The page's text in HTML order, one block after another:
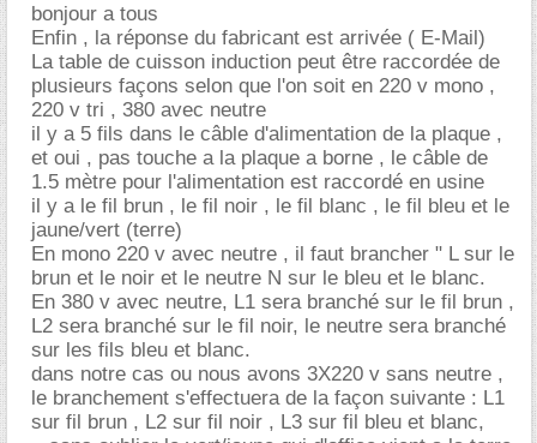
bonjour a tous
Enfin , la réponse du fabricant est arrivée ( E-Mail)
La table de cuisson induction peut être raccordée de
plusieurs façons selon que l'on soit en 220 v mono ,
220 v tri , 380 avec neutre
il y a 5 fils dans le câble d'alimentation de la plaque ,
et oui , pas touche a la plaque a borne , le câble de
1.5 mètre pour l'alimentation est raccordé en usine
il y a le fil brun , le fil noir , le fil blanc , le fil bleu et le
jaune/vert (terre)
En mono 220 v avec neutre , il faut brancher " L sur le
brun et le noir et le neutre N sur le bleu et le blanc.
En 380 v avec neutre, L1 sera branché sur le fil brun ,
L2 sera branché sur le fil noir, le neutre sera branché
sur les fils bleu et blanc.
dans notre cas ou nous avons 3X220 v sans neutre ,
le branchement s'effectuera de la façon suivante : L1
sur fil brun , L2 sur fil noir , L3 sur fil bleu et blanc,